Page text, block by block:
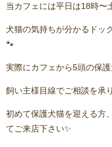
当カフェには平日は18時〜
犬猫の気持ちが分かるドッ
🐾
実際にカフェから5頭の保護
飼い主様目線でご相談を承
初めて保護犬猫を迎える方
てご来店下さい✨